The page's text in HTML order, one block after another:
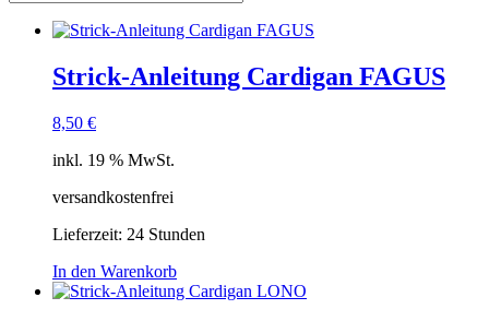
Strick-Anleitung Cardigan FAGUS
8,50 €
inkl. 19 % MwSt.
versandkostenfrei
Lieferzeit: 24 Stunden
In den Warenkorb